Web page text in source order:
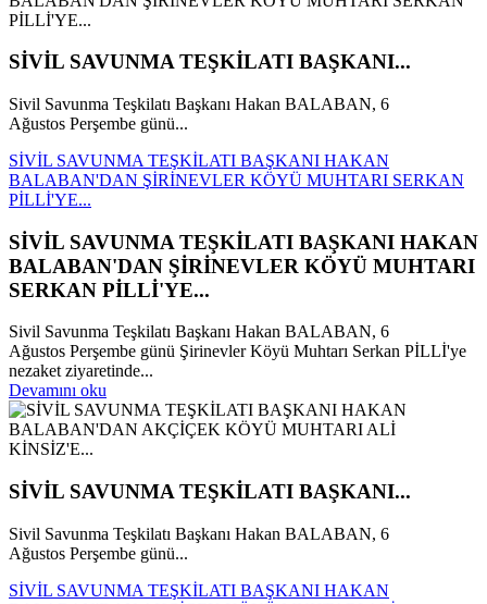
SİVİL SAVUNMA TEŞKİLATI BAŞKANI...
Sivil Savunma Teşkilatı Başkanı Hakan BALABAN, 6
Ağustos Perşembe günü...
SİVİL SAVUNMA TEŞKİLATI BAŞKANI HAKAN
BALABAN'DAN ŞİRİNEVLER KÖYÜ MUHTARI SERKAN
PİLLİ'YE...
SİVİL SAVUNMA TEŞKİLATI BAŞKANI HAKAN
BALABAN'DAN ŞİRİNEVLER KÖYÜ MUHTARI
SERKAN PİLLİ'YE...
Sivil Savunma Teşkilatı Başkanı Hakan BALABAN, 6
Ağustos Perşembe günü Şirinevler Köyü Muhtarı Serkan PİLLİ'ye
nezaket ziyaretinde...
Devamını oku
SİVİL SAVUNMA TEŞKİLATI BAŞKANI...
Sivil Savunma Teşkilatı Başkanı Hakan BALABAN, 6
Ağustos Perşembe günü...
SİVİL SAVUNMA TEŞKİLATI BAŞKANI HAKAN